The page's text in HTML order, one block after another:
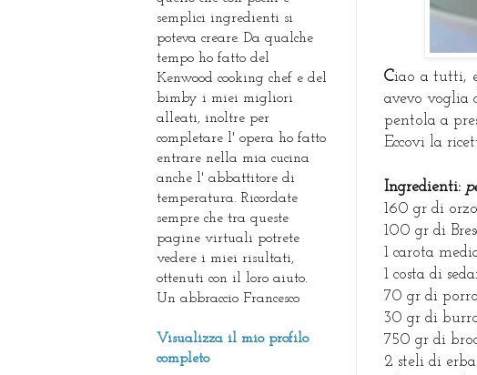
Ciao a tutti,
avevo voglia
pentola a
Eccovi la
Ingredienti:
160 gr di
100 gr di
1 carota
1 costa di
70 gr di porro
30 gr di
750 gr di
2 steli di
semplici ingredienti si
poteva creare. Da qualche
tempo ho fatto del
Kenwood cooking chef e del
bimby i miei migliori
alleati, inoltre per
completare l' opera ho fatto
entrare nella mia cucina
anche l' abbattitore di
temperatura. Ricordate
sempre che tra queste
pagine virtuali potrete
vedere i miei risultati,
ottenuti con il loro aiuto.
Un abbraccio Francesco
Visualizza il mio profilo
completo